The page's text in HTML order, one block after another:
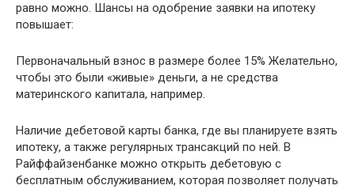
равно можно. Шансы на одобрение заявки на ипотеку
повышает:
Первоначальный взнос в размере более 15% Желательно,
чтобы это были «живые» деньги, а не средства
материнского капитала, например.
Наличие дебетовой карты банка, где вы планируете взять
ипотеку, а также регулярных трансакций по ней. В
Райффайзенбанке можно открыть дебетовую с
бесплатным обслуживанием, которая позволяет получать